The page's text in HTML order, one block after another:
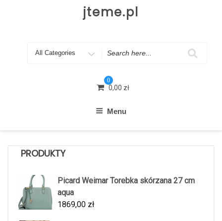
jteme.pl
Search
0
0,00 zł
Menu
PRODUKTY
Picard Weimar Torebka skórzana 27 cm
aqua
1869,00 zł